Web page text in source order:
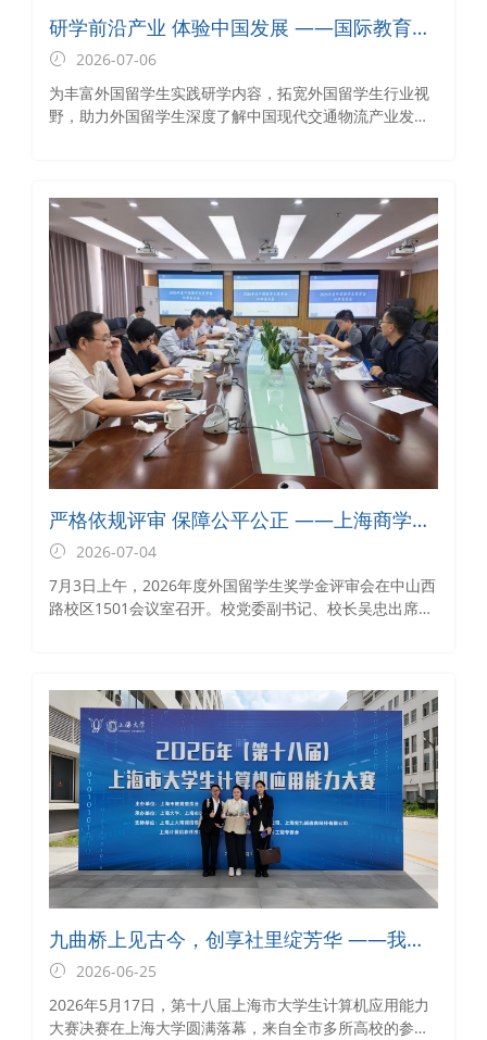
研学前沿产业 体验中国发展 ——国际教育学
院组织外国留学生代表参加国际多式联运与
低空经济研讨会
2026-07-06
为丰富外国留学生实践研学内容，拓宽外国留学生行业视
野，助力外国留学生深度了解中国现代交通物流产业发展
走访等活动，让外国留学生近距离感受中国新质生产力发
展成果，深化对中国产业升级与区域枢纽建设的国情认
知。
严格依规评审 保障公平公正 ——上海商学院
召开2026年度外国留学生奖学金评审委员会
2026-07-04
7月3日上午，2026年度外国留学生奖学金评审会在中山西
路校区1501会议室召开。校党委副书记、校长吴忠出席会
九曲桥上见古今，创享社里绽芳华 ——我校
外国留学生团队荣获第十八届上海市大学生
计算机应用能力大赛三等奖
2026-06-25
2026年5月17日，第十八届上海市大学生计算机应用能力
大赛决赛在上海大学圆满落幕，来自全市多所高校的参赛